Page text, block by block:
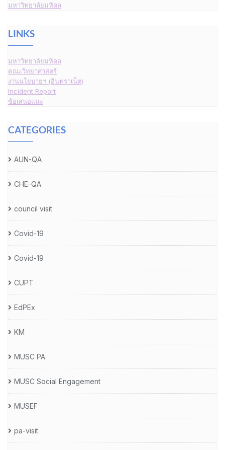
มหาวิทยาลัยมหิดล
LINKS
มหาวิทยาลัยมหิดล
คณะวิทยาศาสตร์
งานนโยบายฯ (อินทราเน็ต)
Incident Report
ข้อเสนอแนะ
CATEGORIES
AUN-QA
CHE-QA
council visit
Covid-19
Covid-19
CUPT
EdPEx
KM
MUSC PA
MUSC Social Engagement
MUSEF
pa-visit